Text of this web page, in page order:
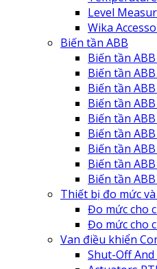
Level
Wika
Biến tần ABB
Biến tần ABB
Biến tần ABB
Biến tần ABB
Biến tần ABB
Biến tần ABB
Biến tần ABB
Biến tần ABB
Biến tần ABB
Biến tần ABB
Thiết bị đo mức
Đo mức cho
Đo mức cho
Van điều khiển
Shut-Off